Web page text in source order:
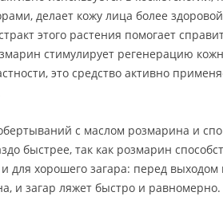
делает кожу лица более
этого растения помогает
стимулирует регенерацию
это средство активно
с маслом розмарина и
быстрее, так как розмарин
для хорошего загара: перед
и загар ляжет быстро и равномерно.